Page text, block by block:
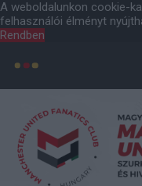
A weboldalunkon cookie-
felhasználói élményt
Rendben